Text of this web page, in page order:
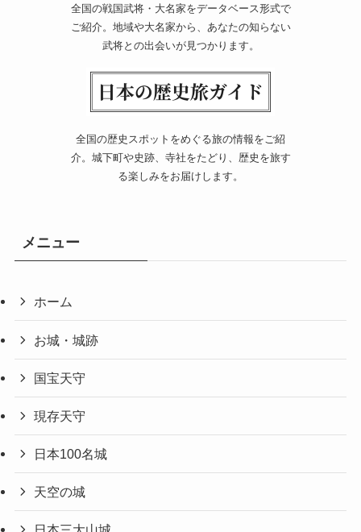
全国の戦国武将・大名家をデータベース形式で
ご紹介。地域や大名家から、あなたの知らない
武将との出会いが見つかります。
全国の歴史スポットをめぐる旅の情報をご紹
介。城下町や史跡、寺社をたどり、歴史を旅す
る楽しみをお届けします。
メニュー
ホーム
お城・城跡
国宝天守
現存天守
日本100名城
天空の城